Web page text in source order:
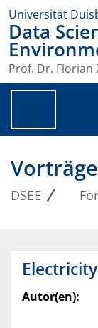
Universität
Data
Prof. Dr. Florian
Vorträge
DSEE
Autor(en):